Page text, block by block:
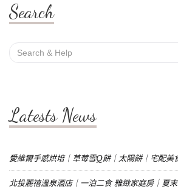
Search
Search
for:
Latests News
愛維爾手感烘培｜草莓雪Q餅｜太陽餅｜宅配美
北投麗禧溫泉酒店｜一泊二食 雅緻家庭房｜夏末